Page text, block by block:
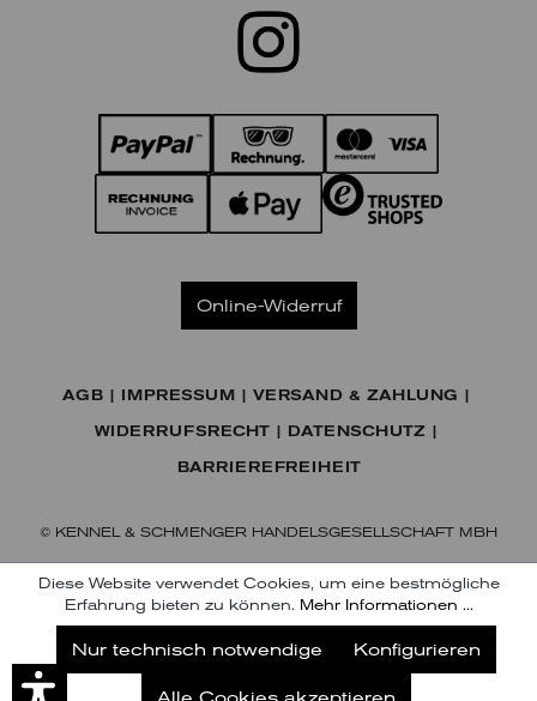
Online-Widerruf
AGB IMPRESSUM VERSAND & ZAHLUNG
WIDERRUFSRECHT DATENSCHUTZ
BARRIEREFREIHEIT
© KENNEL & SCHMENGER HANDELSGESELLSCHAFT MBH
Diese Website verwendet Cookies, um eine bestmögliche
Erfahrung bieten zu können. Mehr Informationen ...
Nur technisch notwendige Konfigurieren